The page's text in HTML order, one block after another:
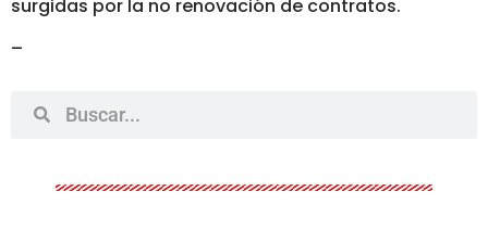
surgidas por la no renovación de contratos.
–